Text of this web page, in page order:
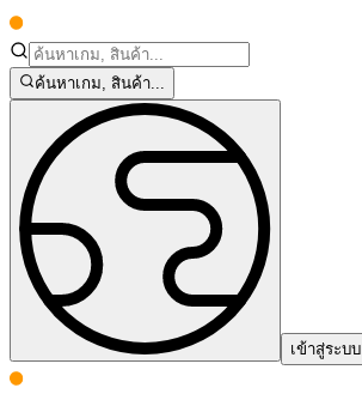
ค้นหาเกม, สินค้า...
เข้าสู่ระบบ